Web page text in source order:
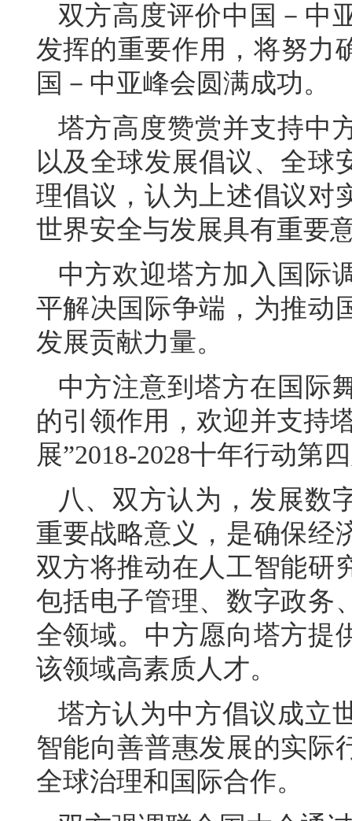
双方高度评价中国－中
发挥的重要作用，将努力
国－中亚峰会圆满成功。
塔方高度赞赏并支持中
以及全球发展倡议、全球
理倡议，认为上述倡议对
世界安全与发展具有重要
中方欢迎塔方加入国际
平解决国际争端，为推动
发展贡献力量。
中方注意到塔方在国际
的引领作用，欢迎并支持
展”2018-2028十年行动第
八、双方认为，发展数
重要战略意义，是确保经
双方将推动在人工智能研
包括电子管理、数字政务
全领域。中方愿向塔方提
该领域高素质人才。
塔方认为中方倡议成立
智能向善普惠发展的实际
全球治理和国际合作。